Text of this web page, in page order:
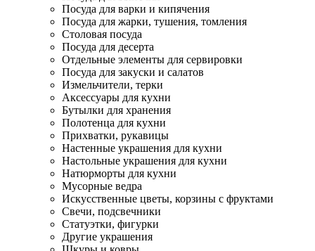
Посуда для варки и кипячения
Посуда для жарки, тушения, томления
Столовая посуда
Посуда для десерта
Отдельные элементы для сервировки
Посуда для закуски и салатов
Измельчители, терки
Аксессуары для кухни
Бутылки для хранения
Полотенца для кухни
Прихватки, рукавицы
Настенные украшения для кухни
Настольные украшения для кухни
Натюрморты для кухни
Мусорные ведра
Искусственные цветы, корзины с фруктами
Свечи, подсвечники
Статуэтки, фигурки
Другие украшения